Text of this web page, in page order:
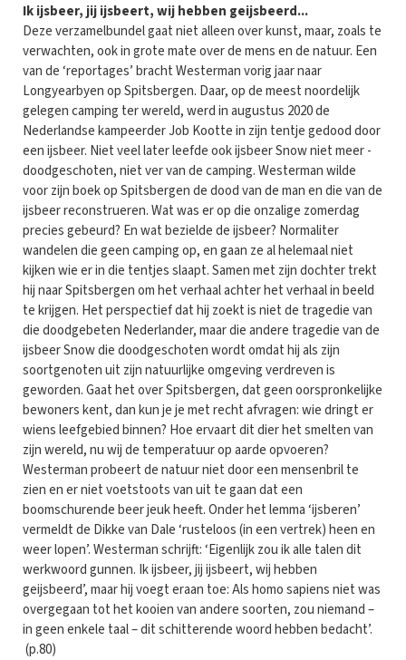
Ik ijsbeer, jij ijsbeert, wij hebben geijsbeerd...
Deze verzamelbundel gaat niet alleen over kunst, maar, zoals te
verwachten, ook in grote mate over de mens en de natuur. Een
van de ‘reportages’ bracht Westerman vorig jaar naar
Longyearbyen op Spitsbergen. Daar, op de meest noordelijk
gelegen camping ter wereld, werd in augustus 2020 de
Nederlandse kampeerder Job Kootte in zijn tentje gedood door
een ijsbeer. Niet veel later leefde ook ijsbeer Snow niet meer -
doodgeschoten, niet ver van de camping. Westerman wilde
voor zijn boek op Spitsbergen de dood van de man en die van de
ijsbeer reconstrueren. Wat was er op die onzalige zomerdag
precies gebeurd? En wat bezielde de ijsbeer? Normaliter
wandelen die geen camping op, en gaan ze al helemaal niet
kijken wie er in die tentjes slaapt. Samen met zijn dochter trekt
hij naar Spitsbergen om het verhaal achter het verhaal in beeld
te krijgen. Het perspectief dat hij zoekt is niet de tragedie van
die doodgebeten Nederlander, maar die andere tragedie van de
ijsbeer Snow die doodgeschoten wordt omdat hij als zijn
soortgenoten uit zijn natuurlijke omgeving verdreven is
geworden. Gaat het over Spitsbergen, dat geen oorspronkelijke
bewoners kent, dan kun je je met recht afvragen: wie dringt er
wiens leefgebied binnen? Hoe ervaart dit dier het smelten van
zijn wereld, nu wij de temperatuur op aarde opvoeren?
Westerman probeert de natuur niet door een mensenbril te
zien en er niet voetstoots van uit te gaan dat een
boomschurende beer jeuk heeft. Onder het lemma ‘ijsberen’
vermeldt de Dikke van Dale ‘rusteloos (in een vertrek) heen en
weer lopen’. Westerman schrijft: ‘Eigenlijk zou ik alle talen dit
werkwoord gunnen. Ik ijsbeer, jij ijsbeert, wij hebben
geijsbeerd’, maar hij voegt eraan toe: Als homo sapiens niet was
overgegaan tot het kooien van andere soorten, zou niemand –
in geen enkele taal – dit schitterende woord hebben bedacht’.
(p.80)